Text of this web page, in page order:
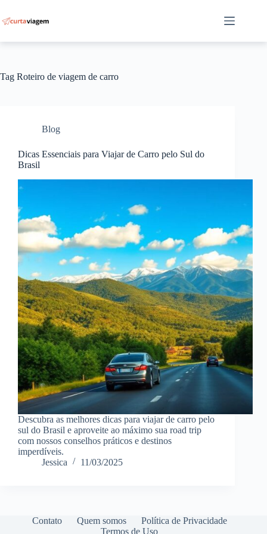
para
o
Tag Roteiro de viagem de carro
Blog
Dicas Essenciais para Viajar de Carro pelo Sul do
Brasil
Descubra as melhores dicas para viajar de carro pelo
sul do Brasil e aproveite ao máximo sua road trip
com nossos conselhos práticos e destinos
imperdíveis.
Jessica
11/03/2025
Contato Quem somos
Política de Privacidade
Termos de Uso